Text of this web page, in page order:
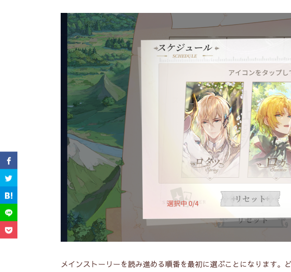
メインストーリーを読み進める順番を最初に選ぶことになります